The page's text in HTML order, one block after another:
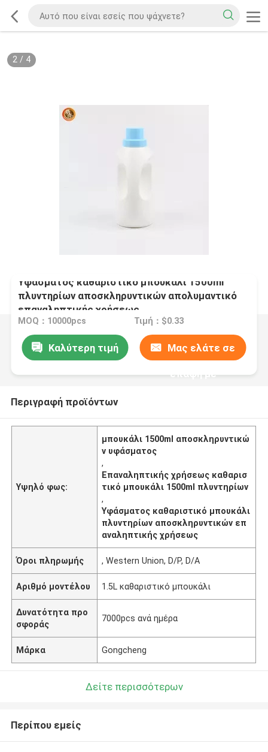
2/ 4
Υφάσματος καθαριστικό μπουκάλι 1500ml
πλυντηρίων αποσκληρυντικών απολυμαντικό
επαναληπτικής χρήσεως
MOQ：10000pcs Τιμή：$0.33
Καλύτερη τιμή Μας ελάτε σε
επαφή με
Περιγραφή προϊόντων
Υψηλό φως:
μπουκάλι 1500ml αποσκληρυντικώ
ν υφάσματος
,
Επαναληπτικής χρήσεως καθαρισ
τικό μπουκάλι 1500ml πλυντηρίων
,
Υφάσματος καθαριστικό μπουκάλι
πλυντηρίων αποσκληρυντικών επ
αναληπτικής χρήσεως
Όροι πληρωμής , Western Union, D/P, D/A
Αριθμό μοντέλου 1.5L καθαριστικό μπουκάλι
Δυνατότητα προ
σφοράς
7000pcs ανά ημέρα
Μάρκα Gongcheng
Δείτε περισσότερων
Περίπου εμείς